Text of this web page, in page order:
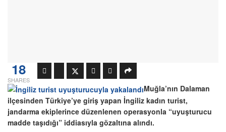
18
SHARES
Muğla’nın Dalaman
ilçesinden Türkiye’ye giriş yapan İngiliz kadın turist,
jandarma ekiplerince düzenlenen operasyonla “uyuşturucu
madde taşıdığı” iddiasıyla gözaltına alındı.